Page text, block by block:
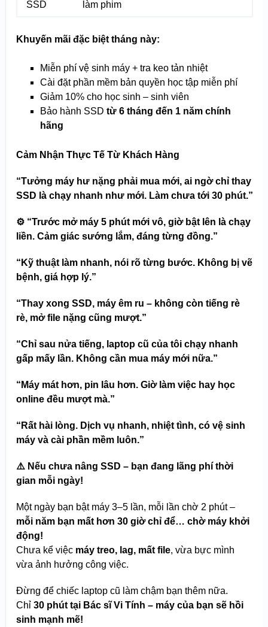
SSD làm phim
Khuyến mãi đặc biệt tháng này:
Miễn phí vệ sinh máy + tra keo tản nhiệt
Cài đặt phần mềm bản quyền học tập miễn phí
Giảm 10% cho học sinh – sinh viên
Bảo hành SSD từ 6 tháng đến 1 năm chính
hãng
Cảm Nhận Thực Tế Từ Khách Hàng
“Tưởng máy hư nặng phải mua mới, ai ngờ chỉ thay
SSD là chạy nhanh như mới. Làm chưa tới 30 phút.”
⚙️“Trước mở máy 5 phút mới vô, giờ bật lên là chạy
liền. Cảm giác sướng lắm, đáng từng đồng.”
“Kỹ thuật làm nhanh, nói rõ từng bước. Không bị vẽ
bệnh, giá hợp lý.”
“Thay xong SSD, máy êm ru – không còn tiếng rè
rè, mở file nặng cũng mượt.”
“Chỉ sau nửa tiếng, laptop cũ của tôi chạy nhanh
gấp mấy lần. Không cần mua máy mới nữa.”
“Máy mát hơn, pin lâu hơn. Giờ làm việc hay học
online đều mượt mà.”
“Rất hài lòng. Dịch vụ nhanh, nhiệt tình, có vệ sinh
máy và cài phần mềm luôn.”
⚠️Nếu chưa nâng SSD – bạn đang lãng phí thời
gian mỗi ngày!
Một ngày bạn bật máy 3–5 lần, mỗi lần chờ 2 phút –
mỗi năm bạn mất hơn 30 giờ chỉ để… chờ máy khởi
động!
Chưa kể việc máy treo, lag, mất file, vừa bực mình
vừa ảnh hưởng công việc.
Đừng để chiếc laptop cũ làm chậm bạn thêm nữa.
Chỉ 30 phút tại Bác sĩ Vi Tính – máy của bạn sẽ hồi
sinh mạnh mẽ!